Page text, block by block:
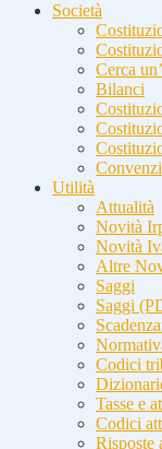
Società
Cerca
Bilanci
Utilità
Attualità
Novità
Novità
Altre
Saggi
Saggi
Codici
Tasse e
Codici
Risposte